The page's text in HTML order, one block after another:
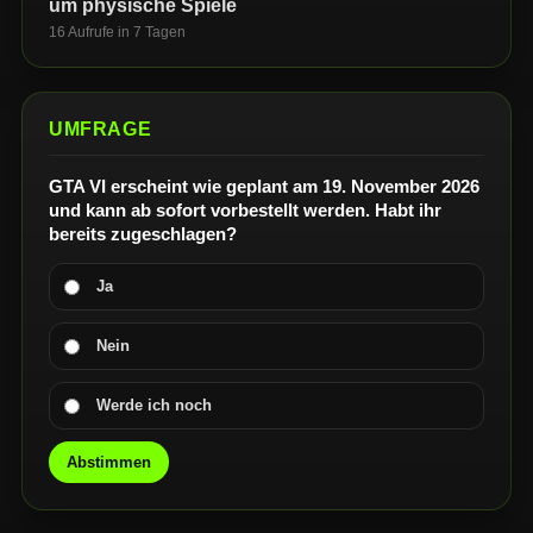
um physische Spiele
16 Aufrufe in 7 Tagen
UMFRAGE
GTA VI erscheint wie geplant am 19. November 2026
und kann ab sofort vorbestellt werden. Habt ihr
bereits zugeschlagen?
Ja
Nein
Werde ich noch
Abstimmen